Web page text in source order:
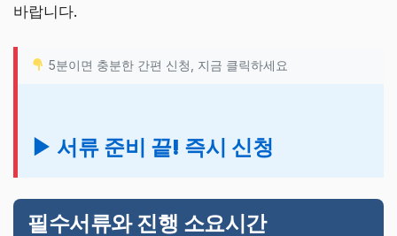
바랍니다.
5분이면 충분한 간편 신청, 지금 클릭하세요
▶ 서류 준비 끝! 즉시 신청
필수서류와 진행 소요시간